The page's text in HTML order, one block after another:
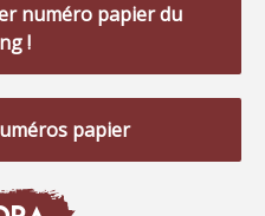
numéro papier du
!
papier